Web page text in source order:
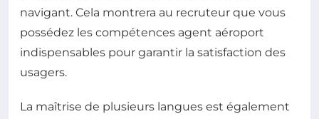
navigant. Cela montrera au recruteur que vous
possédez les compétences agent aéroport
indispensables pour garantir la satisfaction des
usagers.
La maîtrise de plusieurs langues est également